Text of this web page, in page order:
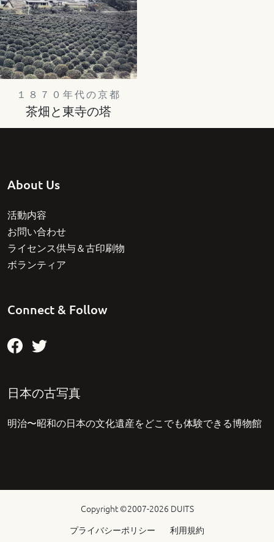
１８７０年代の京都
茶畑と東寺の塔
About Us
活動内容
お問い合わせ
ライセンス供与＆古印刷物
ボランティア
Connect & Follow
日本の古写真
明治〜昭和の日本の文化遺産をどこでも体験できる博物館
Copyright ©2007-2026 DUITS
プライバシーポリシー
利用規約